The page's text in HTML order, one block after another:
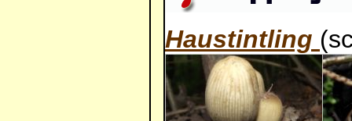
Haustintling